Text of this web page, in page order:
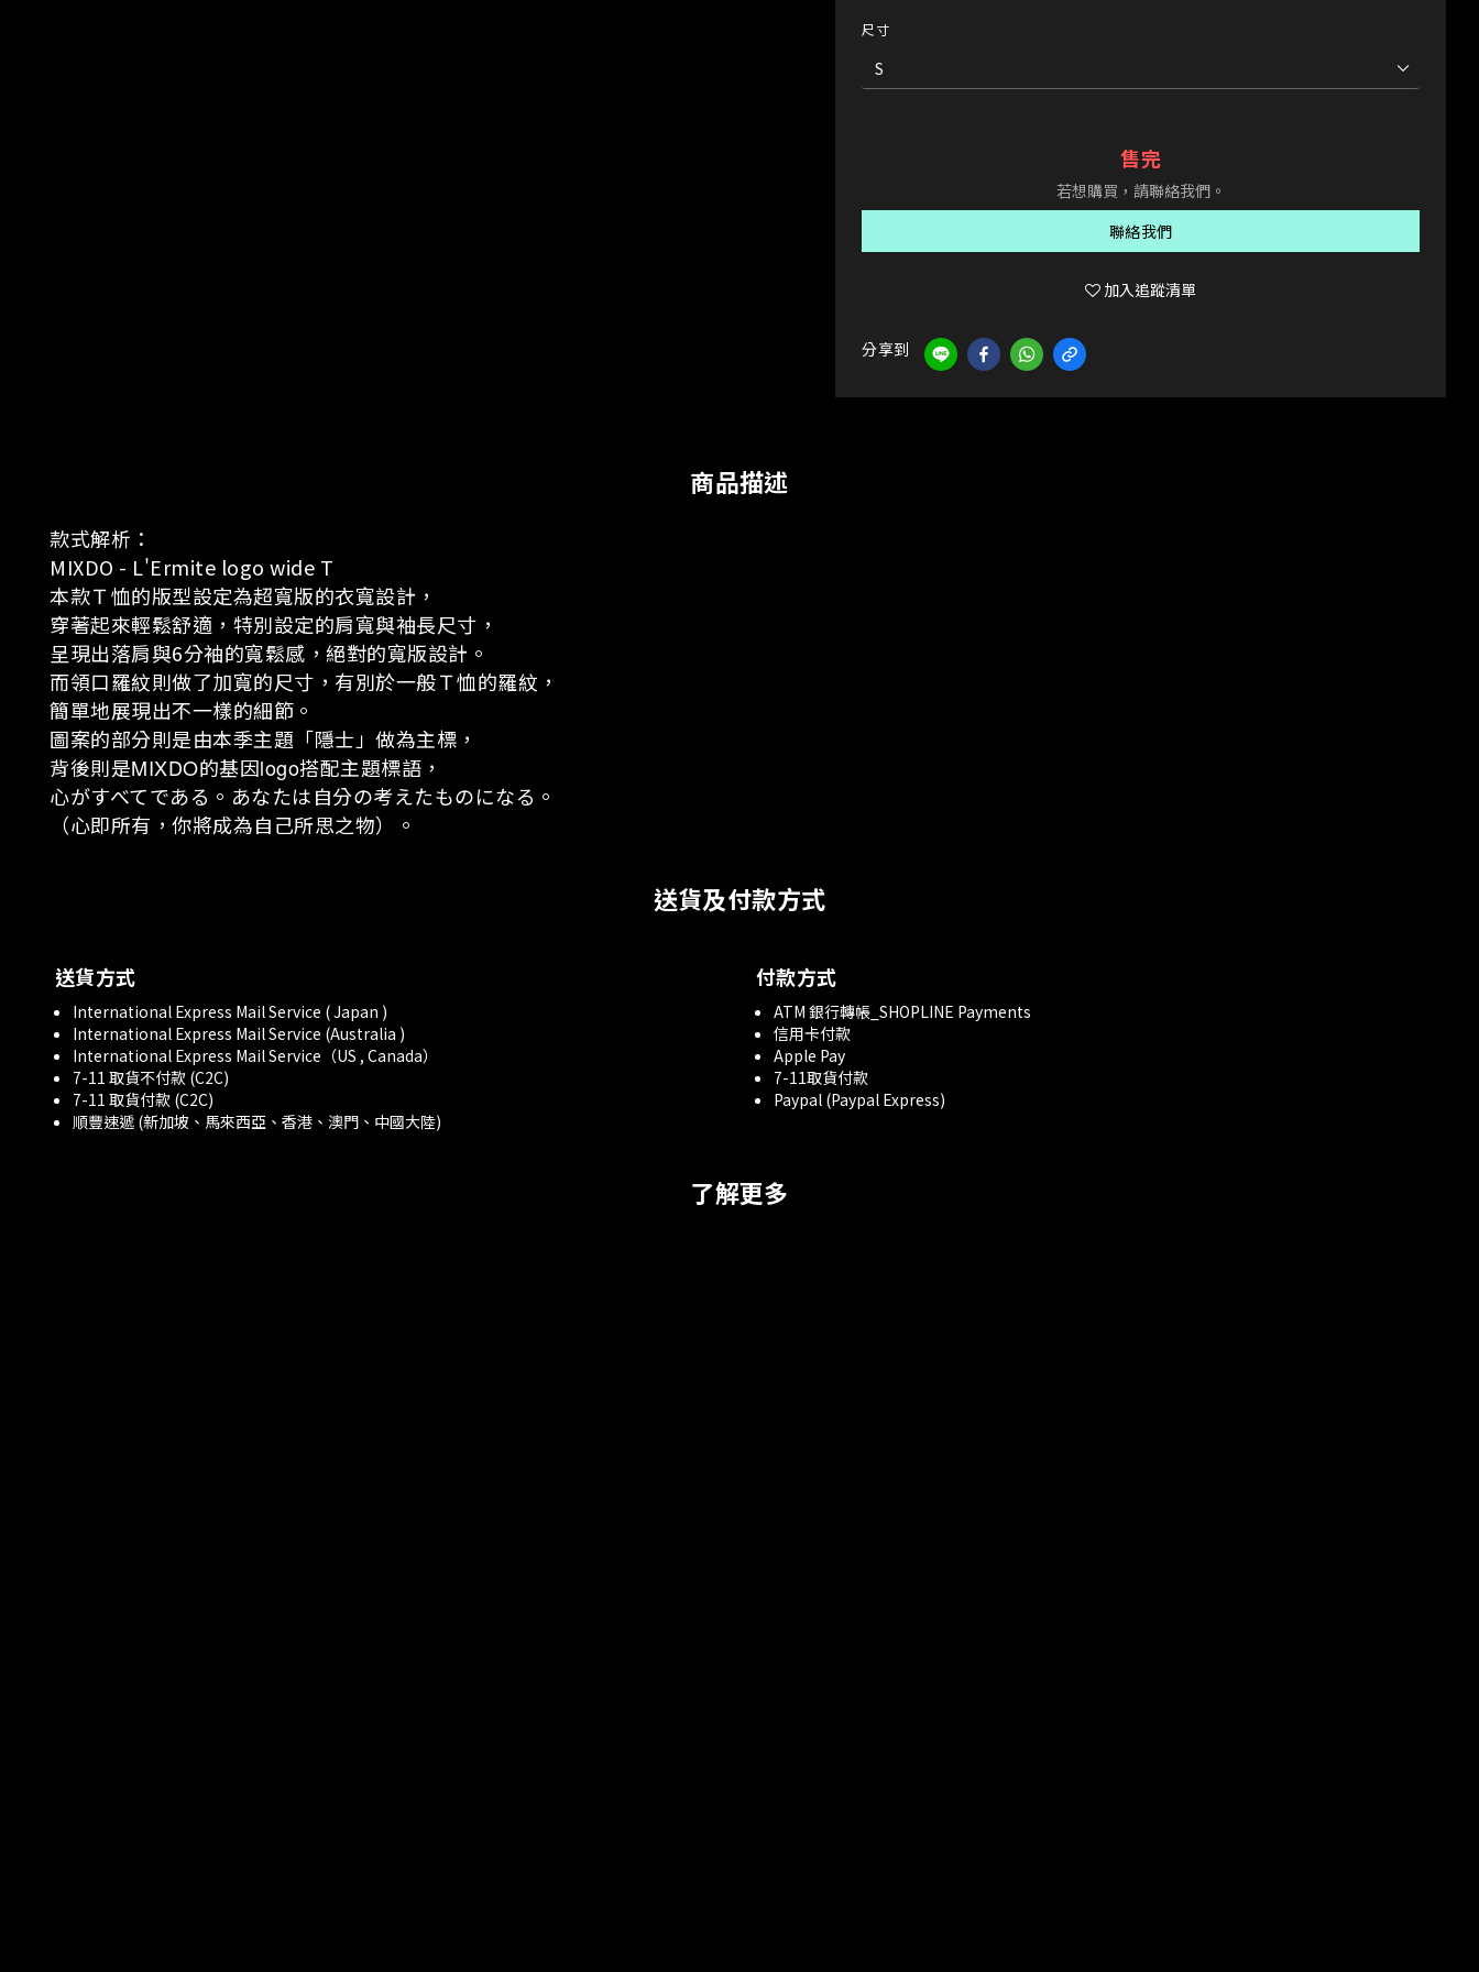
尺寸
售完
若想購買，請聯絡我們。
聯絡我們
加入追蹤清單
分享到
商品描述
款式解析：
MIXDO - L'Ermite logo wide T
本款Ｔ恤的版型設定為超寬版的衣寬設計，
穿著起來輕鬆舒適，特別設定的肩寬與袖長尺寸，
呈現出落肩與6分袖的寬鬆感，絕對的寬版設計。
而領口羅紋則做了加寬的尺寸，有別於一般Ｔ恤的羅紋，
簡單地展現出不一樣的細節。
圖案的部分則是由本季主題「隱士」做為主標，
背後則是MIXDO的基因logo搭配主題標語，
心がすべてである。あなたは自分の考えたものになる。
（心即所有，你將成為自己所思之物）。
送貨及付款方式
送貨方式
International Express Mail Service ( Japan )
International Express Mail Service (Australia )
International Express Mail Service（US , Canada）
7-11 取貨不付款 (C2C)
7-11 取貨付款 (C2C)
順豐速遞 (新加坡、馬來西亞、香港、澳門、中國大陸)
付款方式
ATM 銀行轉帳_SHOPLINE Payments
信用卡付款
Apple Pay
7-11取貨付款
Paypal (Paypal Express)
了解更多